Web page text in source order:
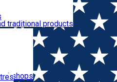
traditional products